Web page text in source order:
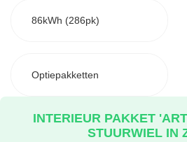
86kWh (286pk)
Optiepakketten
INTERIEUR PAKKET
STUURWIEL IN